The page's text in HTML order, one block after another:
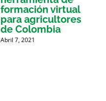
formación virtual
para agricultores
de Colombia
Abril 7, 2021